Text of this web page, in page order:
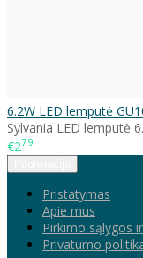
6.2W LED lemputė
Sylvania LED lemputė
€279
Pristatymas
Apie mus
Pirkimo sąlygos
Privatumo